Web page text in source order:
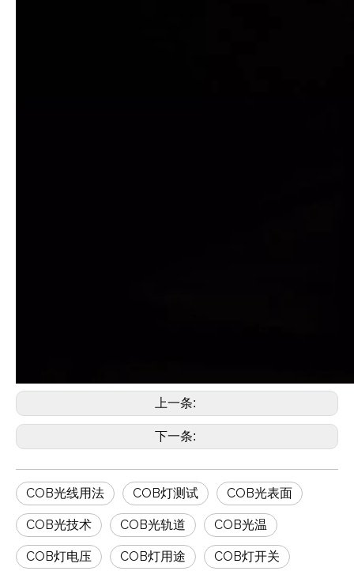
上一条:
下一条:
COB光线用法 COB灯测试 COB光表面
COB光技术 COB光轨道 COB光温
COB灯电压 COB灯用途 COB灯开关